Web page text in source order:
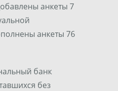
анкеты 7
анкеты 76
банк
без